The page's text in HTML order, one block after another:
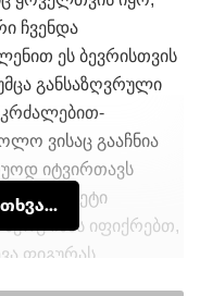
ჩვენდა
ეს ბევრისთვის
განსაზღვრული
ვისაც გააჩნია
იტვირთავს
ზედმეტი
იმას იფიქრებთ,
ფიგურას